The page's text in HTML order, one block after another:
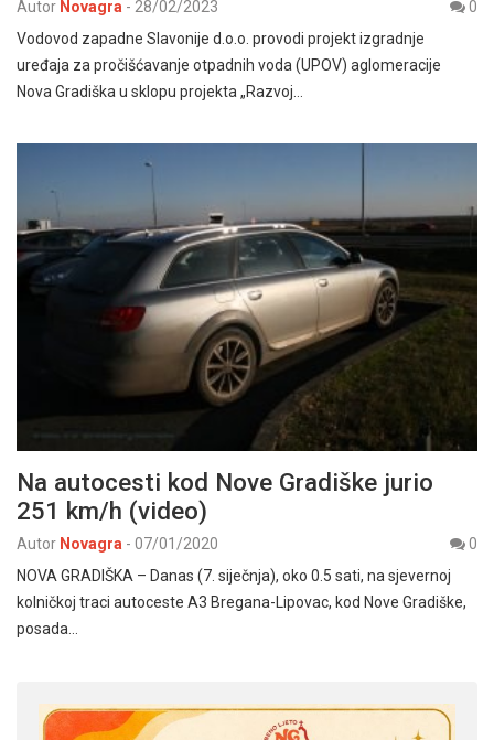
Autor Novagra - 28/02/2023
0
Vodovod zapadne Slavonije d.o.o. provodi projekt izgradnje
uređaja za pročišćavanje otpadnih voda (UPOV) aglomeracije
Nova Gradiška u sklopu projekta „Razvoj…
Na autocesti kod Nove Gradiške jurio
251 km/h (video)
Autor Novagra - 07/01/2020
0
NOVA GRADIŠKA – Danas (7. siječnja), oko 0.5 sati, na sjevernoj
kolničkoj traci autoceste A3 Bregana-Lipovac, kod Nove Gradiške,
posada…